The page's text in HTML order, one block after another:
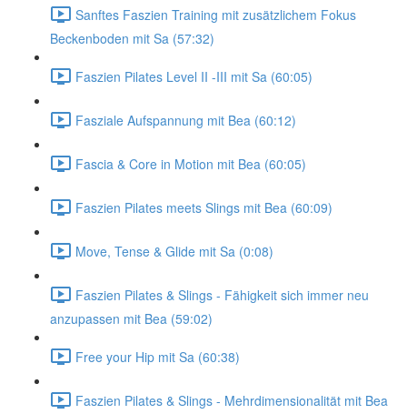
Sanftes Faszien Training mit zusätzlichem Fokus
Beckenboden mit Sa (57:32)
Faszien Pilates Level II -III mit Sa (60:05)
Fasziale Aufspannung mit Bea (60:12)
Fascia & Core in Motion mit Bea (60:05)
Faszien Pilates meets Slings mit Bea (60:09)
Move, Tense & Glide mit Sa (0:08)
Faszien Pilates & Slings - Fähigkeit sich immer neu
anzupassen mit Bea (59:02)
Free your Hip mit Sa (60:38)
Faszien Pilates & Slings - Mehrdimensionalität mit Bea